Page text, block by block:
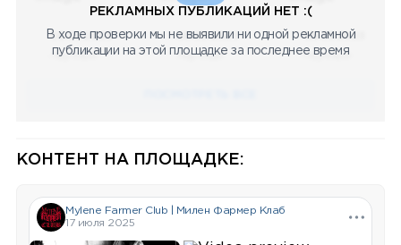
08.05.2023
Научный
08.05.2023
Научный
08.05.2023
Научный
РЕКЛАМНЫХ ПУБЛИКАЦИЙ НЕТ :(
В ходе проверки мы не выявили ни одной рекламной
публикации на этой площадке за последнее время
КОНТЕНТ НА ПЛОЩАДКЕ:
Mylene Farmer Club | Милен Фармер Клаб
17 июля 2025